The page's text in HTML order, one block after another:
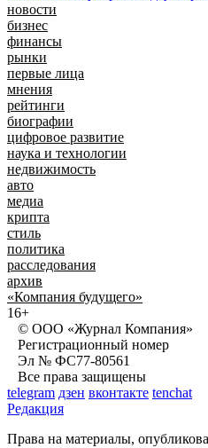
новости
бизнес
финансы
рынки
первые лица
мнения
рейтинги
биографии
цифровое развитие
наука и технологии
недвижимость
авто
медиа
крипта
стиль
политика
расследования
архив
«Компания будущего»
16+
© ООО «Журнал Компания»
Регистрационный номер
Эл № ФС77-80561
Все права защищены
telegram дзен вконтакте tenchat
Редакция
Права на материалы,